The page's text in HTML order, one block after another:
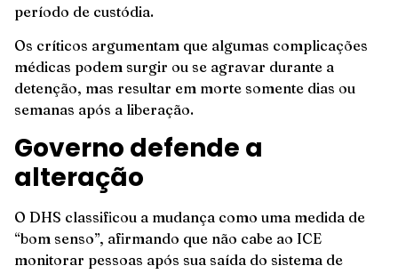
período de custódia.
Os críticos argumentam que algumas complicações
médicas podem surgir ou se agravar durante a
detenção, mas resultar em morte somente dias ou
semanas após a liberação.
Governo defende a
alteração
O DHS classificou a mudança como uma medida de
“bom senso”, afirmando que não cabe ao ICE
monitorar pessoas após sua saída do sistema de